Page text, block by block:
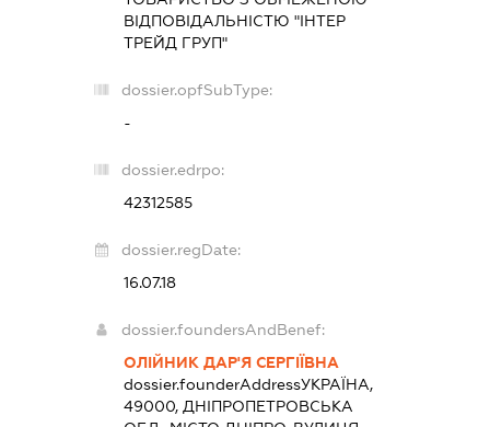
ВІДПОВІДАЛЬНІСТЮ "ІНТЕР
ТРЕЙД ГРУП"
dossier.opfSubType:
-
dossier.edrpo:
42312585
dossier.regDate:
16.07.18
dossier.foundersAndBenef:
ОЛІЙНИК ДАР'Я СЕРГІЇВНА
dossier.founderAddressУКРАЇНА,
49000, ДНІПРОПЕТРОВСЬКА